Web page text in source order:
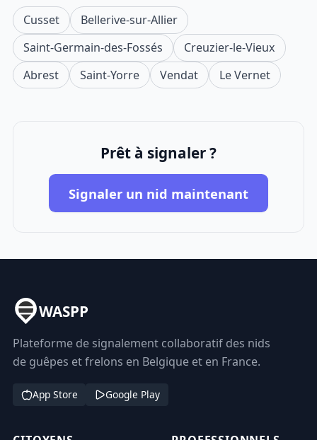
Cusset
Bellerive-sur-Allier
Saint-Germain-des-Fossés
Creuzier-le-Vieux
Abrest
Saint-Yorre Vendat Le Vernet
Prêt à signaler ?
Signaler un nid maintenant
WASPP
Plateforme de signalement collaboratif des nids
de guêpes et frelons en Belgique et en France.
App Store Google Play